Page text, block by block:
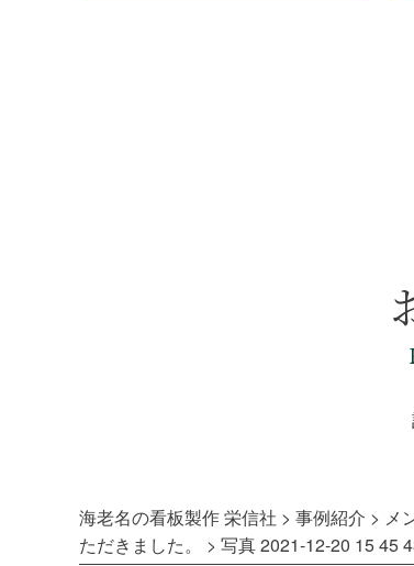
海老名の看板製作 栄信社 > 事例紹介 > メ
ただきました。
> 写真 2021-12-20 15 45